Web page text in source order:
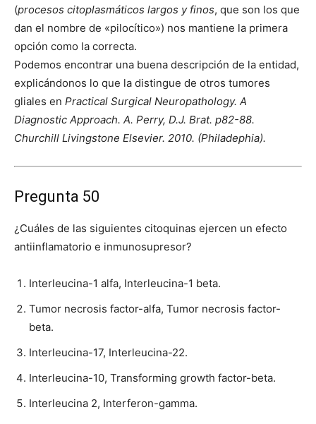
(procesos citoplasmáticos largos y finos, que son los que
dan el nombre de «pilocítico») nos mantiene la primera
opción como la correcta.
Podemos encontrar una buena descripción de la entidad,
explicándonos lo que la distingue de otros tumores
gliales en Practical Surgical Neuropathology. A
Diagnostic Approach. A. Perry, D.J. Brat. p82-88.
Churchill Livingstone Elsevier. 2010. (Philadephia).
Pregunta 50
¿Cuáles de las siguientes citoquinas ejercen un efecto
antiinflamatorio e inmunosupresor?
Interleucina-1 alfa, Interleucina-1 beta.
Tumor necrosis factor-alfa, Tumor necrosis factor-
beta.
Interleucina-17, Interleucina-22.
Interleucina-10, Transforming growth factor-beta.
Interleucina 2, Interferon-gamma.